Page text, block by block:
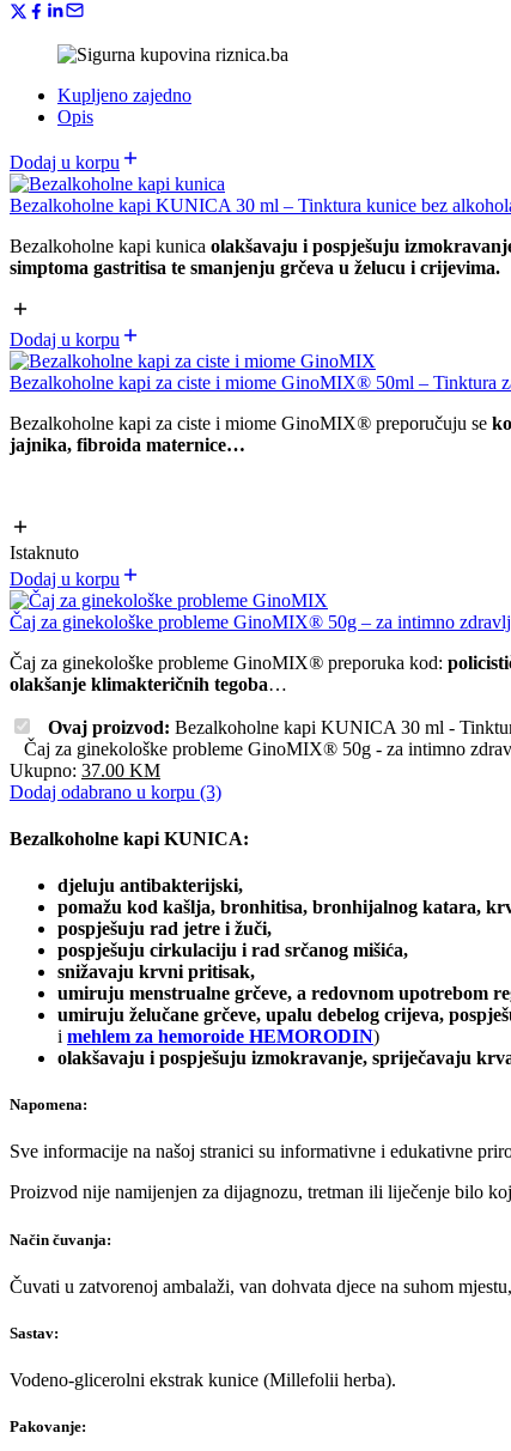
Kupljeno zajedno
Opis
Dodaj u korpu
Bezalkoholne kapi KUNICA 30 ml – Tinktura kunice bez
Bezalkoholne kapi kunica olakšavaju i pospješuju
simptoma gastritisa te smanjenju grčeva u želucu i crijevima.
Dodaj u korpu
Bezalkoholne kapi za ciste i miome GinoMIX® 50ml – Tinktura
Bezalkoholne kapi za ciste i miome GinoMIX® preporučuju se
jajnika, fibroida maternice…
Istaknuto
Dodaj u korpu
Čaj za ginekološke probleme GinoMIX® 50g – za intimno
Čaj za ginekološke probleme GinoMIX® preporuka kod:
olakšanje klimakteričnih tegoba…
Ovaj proizvod: Bezalkoholne kapi KUNICA 30 ml -
Čaj za ginekološke probleme GinoMIX® 50g - za intimno
Ukupno: 37.00 KM
Dodaj odabrano u korpu (3)
Bezalkoholne kapi KUNICA:
djeluju antibakterijski,
pomažu kod kašlja, bronhitisa, bronhijalnog katara,
pospješuju rad jetre i žuči,
pospješuju cirkulaciju i rad srčanog mišića,
snižavaju krvni pritisak,
umiruju menstrualne grčeve, a redovnom upotrebom
umiruju želučane grčeve, upalu debelog crijeva,
i mehlem za hemoroide HEMORODIN)
olakšavaju i pospješuju izmokravanje, spriječavaju
Napomena:
Sve informacije na našoj stranici su informativne i edukativne
Proizvod nije namijenjen za dijagnozu, tretman ili liječenje bilo
Način čuvanja:
Čuvati u zatvorenoj ambalaži, van dohvata djece na suhom
Sastav:
Vodeno-glicerolni ekstrak kunice (Millefolii herba).
Pakovanje: